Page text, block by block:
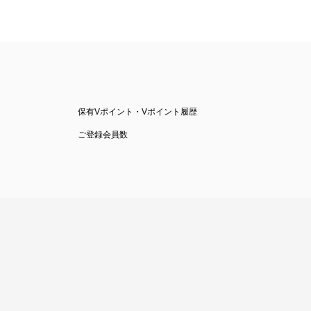
保有Vポイント・Vポイント履歴
ご登録会員数